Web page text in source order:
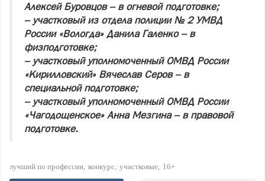
Алексей Буровцов – в огневой подготовке;
– участковый из отдела полиции № 2 УМВД
России «Вологда» Данила Галенко – в
физподготовке;
– участковый уполномоченный ОМВД России
«Кирилловский» Вячеслав Серов – в
специальной подготовке;
– участковый уполномоченный ОМВД России
«Чагодощенское» Анна Мезгина – в правовой
подготовке.
лучший по профессии конкурс участковые 16+